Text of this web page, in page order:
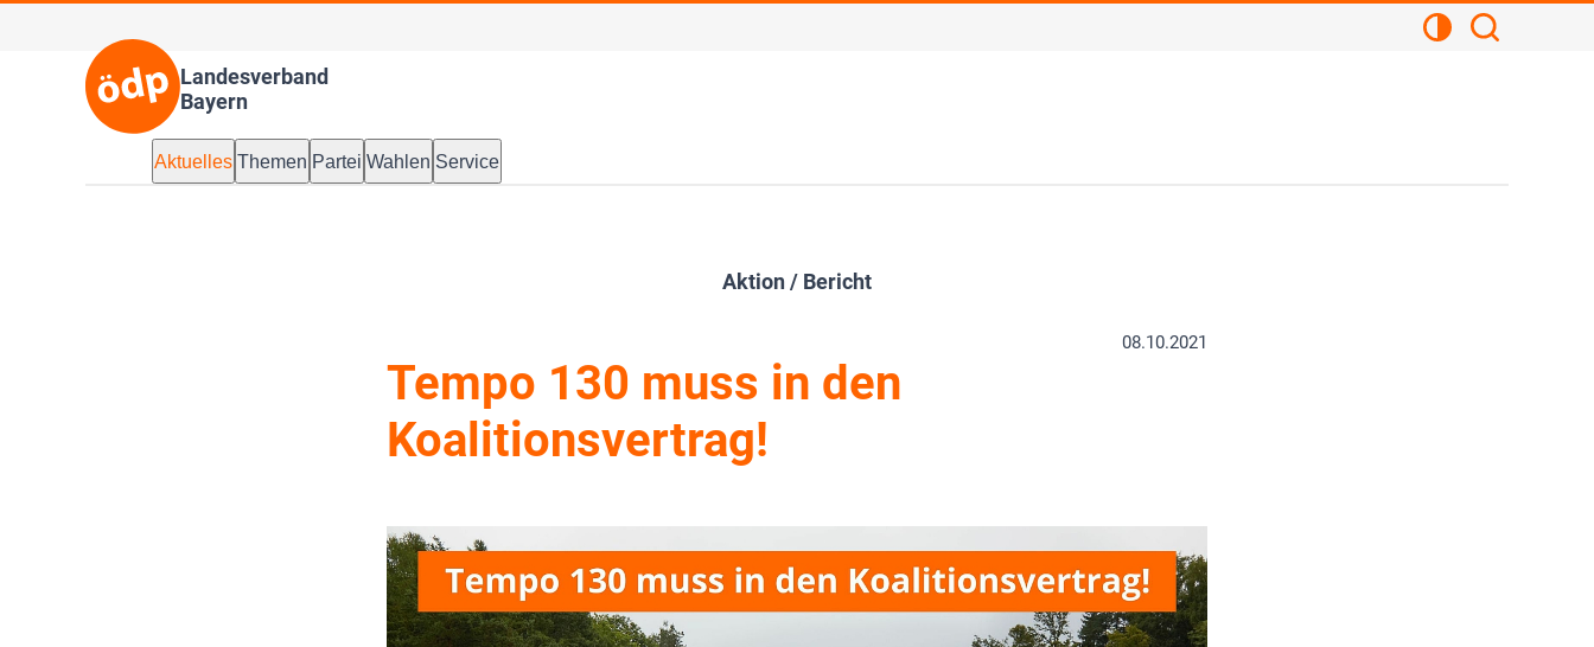
Landesverband
Bayern
Kontrastansicht
Aktuelles Themen Partei Wahlen Service
Aktion / Bericht
08.10.2021
Tempo 130 muss in den
Koalitionsvertrag!